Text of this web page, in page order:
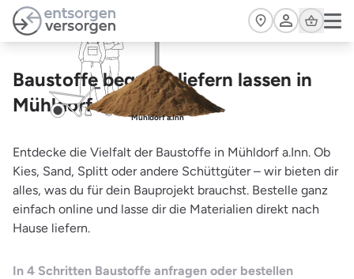
Zum Hauptinhalt springen
Cart
Baustoffe bequem liefern lassen in
Mühldorf a.Inn
Mühldorf a.Inn
Entdecke die Vielfalt der Baustoffe in Mühldorf a.Inn. Ob
Kies, Sand, Splitt oder andere Schüttgüter – wir bieten dir
alles, was du für dein Bauprojekt brauchst. Bestelle ganz
einfach online und lasse dir die Materialien direkt nach
Hause liefern.
In 4 Schritten Baustoffe anfragen oder bestellen